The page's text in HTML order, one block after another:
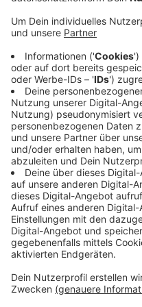
Heiligenhaus 3, in
Mettmann 22, in
Velbert 46 und in
Nach wie vor gilt, dass
muss, dass diese
Sachstand
Fälle gemeldet werden
Wahrscheinlichkeit
und eine entsprechende
schwer zu schätzende
Anzeige